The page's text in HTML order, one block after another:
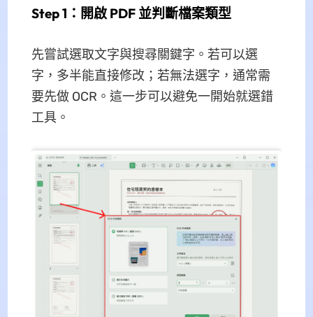
Step 1：開啟 PDF 並判斷檔案類型
先嘗試選取文字與搜尋關鍵字。若可以選
字，多半能直接修改；若無法選字，通常需
要先做 OCR。這一步可以避免一開始就選錯
工具。